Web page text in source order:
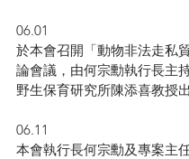
06.01
於本會召開「動物非法走私
論會議，由何宗勳執行長主
野生保育研究所陳添喜教授出
06.11
本會執行長何宗勳及專案主